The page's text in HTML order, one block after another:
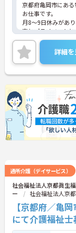
京都府亀岡市にあ
お仕事です。
月8～9日休みがあ
事とプライベート
ご興味がある方は
せください。さら
詳細
通所介護（デイサービス）
社会福祉法人京都眞生
ー
社会福祉法人京
【京都府／亀
にて介護福祉